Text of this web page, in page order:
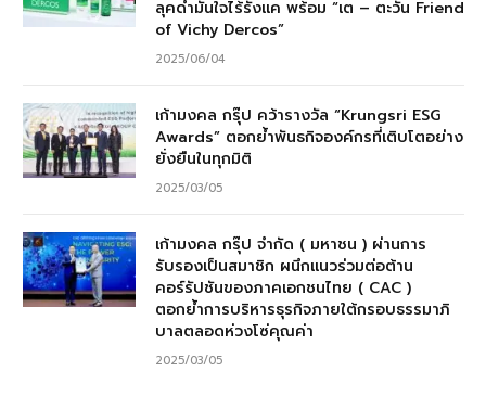
ลุคดำมั่นใจไร้รังแค พร้อม “เต – ตะวัน Friend
of Vichy Dercos”
2025/06/04
เก้ามงคล กรุ๊ป คว้ารางวัล “Krungsri ESG
Awards” ตอกย้ำพันธกิจองค์กรที่เติบโตอย่าง
ยั่งยืนในทุกมิติ
2025/03/05
เก้ามงคล กรุ๊ป จำกัด ( มหาชน ) ผ่านการ
รับรองเป็นสมาชิก ผนึกแนวร่วมต่อต้าน
คอร์รัปชันของภาคเอกชนไทย ( CAC )
ตอกย้ำการบริหารธุรกิจภายใต้กรอบธรรมาภิ
บาลตลอดห่วงโซ่คุณค่า
2025/03/05